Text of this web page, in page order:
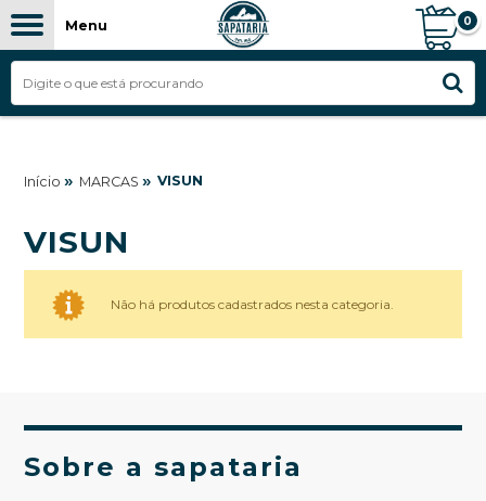
Menu 0
Início » MARCAS » VISUN
VISUN
Não há produtos cadastrados nesta categoria.
Sobre a sapataria